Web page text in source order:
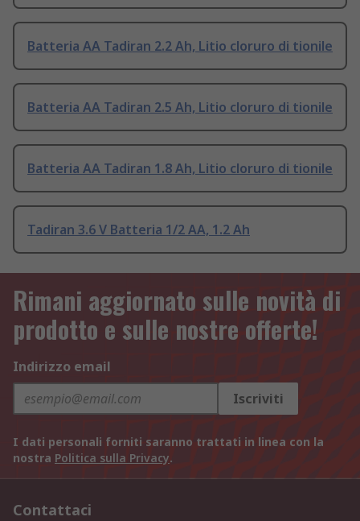
Batteria AA Tadiran 2.2 Ah, Litio cloruro di tionile
Batteria AA Tadiran 2.5 Ah, Litio cloruro di tionile
Batteria AA Tadiran 1.8 Ah, Litio cloruro di tionile
Tadiran 3.6 V Batteria 1/2 AA, 1.2 Ah
Rimani aggiornato sulle novità di
prodotto e sulle nostre offerte!
Indirizzo email
Iscriviti
I dati personali forniti saranno trattati in linea con la
nostra Politica sulla Privacy.
Contattaci